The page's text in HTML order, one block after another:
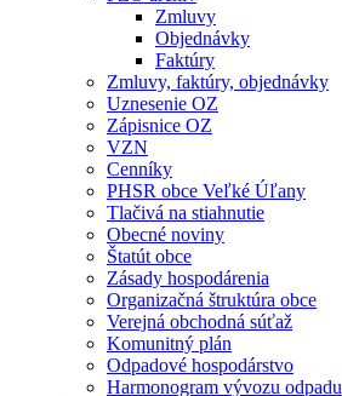
Zmluvy
Objednávky
Faktúry
Zmluvy, faktúry, objednávky
Uznesenie OZ
Zápisnice OZ
VZN
Cenníky
PHSR obce Veľké Úľany
Tlačivá na stiahnutie
Obecné noviny
Štatút obce
Zásady hospodárenia
Organizačná štruktúra obce
Verejná obchodná súťaž
Komunitný plán
Odpadové hospodárstvo
Harmonogram vývozu odpadu